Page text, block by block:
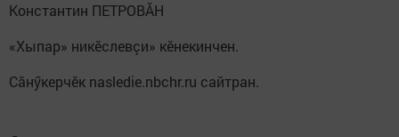
Константин ПЕТРОВĂН
«Хыпар» никӗслевçи» кӗнекинчен.
Сăнӳкерчӗк nasledie.nbchr.ru сайтран.